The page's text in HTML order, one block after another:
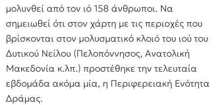
μολυνθεί από τον ιό 158 άνθρωποι. Να
σημειωθεί ότι στον χάρτη με τις περιοχές που
βρίσκονται στον μολυσματικό κλοιό του ιού του
Δυτικού Νείλου (Πελοπόννησος, Ανατολική
Μακεδονία κ.λπ.) προστέθηκε την τελευταία
εβδομάδα ακόμα μία, η Περιφερειακή Ενότητα
Δράμας.